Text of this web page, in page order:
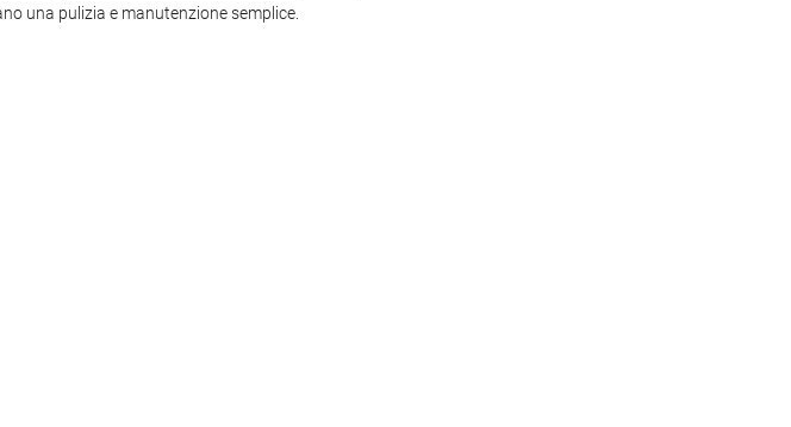
una pulizia e manutenzione semplice.